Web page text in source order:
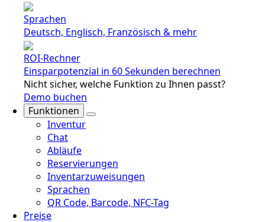
Sprachen
Deutsch, Englisch, Französisch & mehr
ROI-Rechner
Einsparpotenzial in 60 Sekunden berechnen
Nicht sicher, welche Funktion zu Ihnen passt?
Demo buchen
Funktionen
Inventur
Chat
Abläufe
Reservierungen
Inventarzuweisungen
Sprachen
QR Code, Barcode, NFC-Tag
Preise